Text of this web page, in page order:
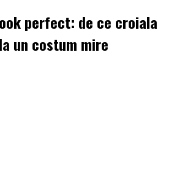
perfect: de ce croiala
un costum mire